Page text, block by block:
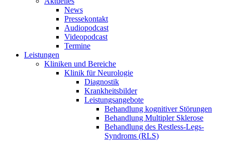
News
Pressekontakt
Audiopodcast
Videopodcast
Termine
Leistungen
Kliniken und Bereiche
Klinik für Neurologie
Diagnostik
Krankheitsbilder
Leistungsangebote
Behandlung kognitiver Störungen
Behandlung Multipler Sklerose
Behandlung des Restless-Legs-
Syndroms (RLS)